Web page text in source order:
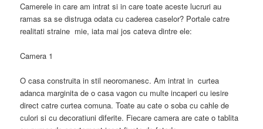
Camerele in care am intrat si in care toate aceste lucruri au
ramas sa se distruga odata cu caderea caselor? Portale catre
realitati straine mie, iata mai jos cateva dintre ele:
Camera 1
O casa construita in stil neoromanesc. Am intrat in curtea
adanca marginita de o casa vagon cu multe incaperi cu iesire
direct catre curtea comuna. Toate au cate o soba cu cahle de
culori si cu decoratiuni diferite. Fiecare camera are cate o tablita